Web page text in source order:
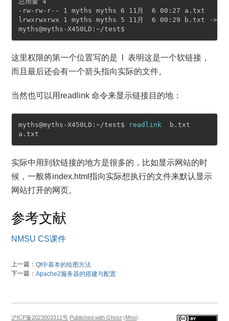
-rw-rw-r-- 1 myths myths 6 11月  6 00:27 a.txt
lrwxrwxrwx 1 myths myths 5 11月  6 00:29 b.txt ->
这里权限的第一个位置写的是 l 表明这是一个软链接，
而且最后还会有一个箭头指向实际的文件。
当然也可以用readlink 命令来显示链接目的地：
myths@myths-X450LD:~/test$ readlink
  b.txt
实际中用到软链接的地方是很多的，比如显示网站的时
候，一般将index.html指向实际想执行的文件来默认显示
网站打开的网页。
参考文献
NMSU CS课件
上一篇：Qt中基本的绘图方法
下一篇：Apache2服务器的搭建与配置
沪ICP备2023003311号 Published with Ghost (Mno)